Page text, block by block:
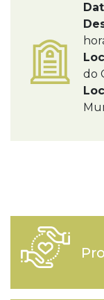
do